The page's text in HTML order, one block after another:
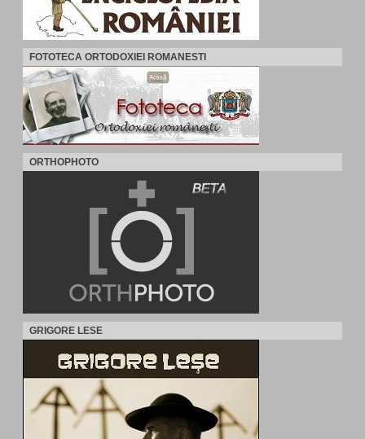
FOTOTECA ORTODOXIEI ROMANESTI
ORTHOPHOTO
GRIGORE LESE